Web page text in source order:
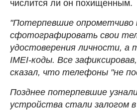
числится ли он похищенным.
"Потерпевшие опрометчиво
сфотографировать свои
удостоверения личности, а
IMEI-коды. Все
сказал, что телефоны "не
Позднее потерпевшие
устройства стали залогом